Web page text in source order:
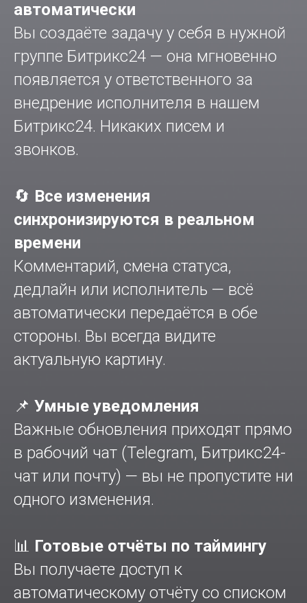
автоматически
Вы создаёте задачу у себя в нужной
группе Битрикс24 — она мгновенно
появляется у ответственного за
внедрение исполнителя в нашем
Битрикс24. Никаких писем и
звонков.
🔄 Все изменения
синхронизируются в реальном
времени
Комментарий, смена статуса,
дедлайн или исполнитель — всё
автоматически передаётся в обе
стороны. Вы всегда видите
актуальную картину.
📌 Умные уведомления
Важные обновления приходят прямо
в рабочий чат (Telegram, Битрикс24-
чат или почту) — вы не пропустите ни
одного изменения.
📊 Готовые отчёты по таймингу
Вы получаете доступ к
автоматическому отчёту со списком